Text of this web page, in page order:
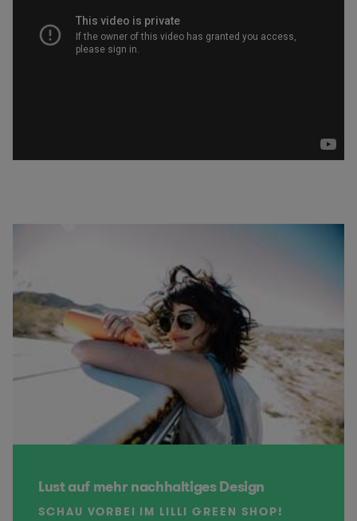
Lust auf mehr nachhaltiges Design
SCHAU VORBEI IM LILLI GREEN SHOP!